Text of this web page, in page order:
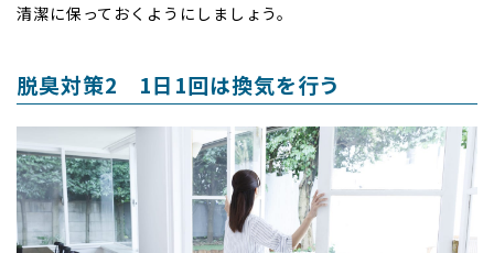
清潔に保っておくようにしましょう。
脱臭対策2 1日1回は換気を行う